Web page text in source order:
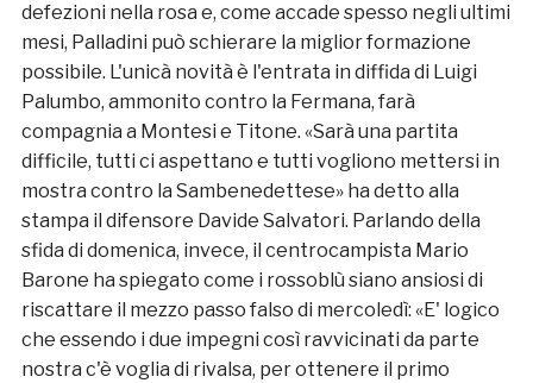
defezioni nella rosa e, come accade spesso negli ultimi
mesi, Palladini può schierare la miglior formazione
possibile. L'unicà novità è l'entrata in diffida di Luigi
Palumbo, ammonito contro la Fermana, farà
compagnia a Montesi e Titone. «Sarà una partita
difficile, tutti ci aspettano e tutti vogliono mettersi in
mostra contro la Sambenedettese» ha detto alla
stampa il difensore Davide Salvatori. Parlando della
sfida di domenica, invece, il centrocampista Mario
Barone ha spiegato come i rossoblù siano ansiosi di
riscattare il mezzo passo falso di mercoledì: «E' logico
che essendo i due impegni così ravvicinati da parte
nostra c'è voglia di rivalsa, per ottenere il primo